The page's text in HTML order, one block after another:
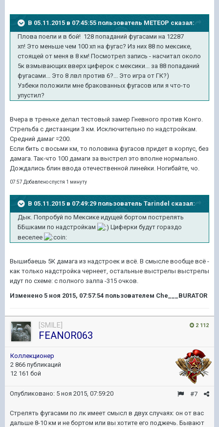
В 05.11.2015 в 07:45:55 пользователь METEOP сказал:
Плова поели и в бой! 128 попаданий фугасами на 12287
хп! Это меньше чем 100 хп на фугас? Из них 88 по мексике,
стоящей от меня в 8 км! Посмотрел запись - насчитал около
5к взмывающих вверх циферок с мексики... за 88 попаданий
фугасами... Это 8 лвл против 6?... Это игра от ГК?)
Узбеки положили мне бракованных фугасов или я что-то
упустил?
Вчера в треньке делал тестовый замер Гневного против Конго.
Стрельба с дистаанции 3 км. Исключительно по надстройкам.
Средний дамаг =200.
Если бить с восьми км, то половина фугасов придет в корпус, без
дамага. Так-что 100 дамаги за выстрел это вполне нормально.
Дождались блин ввода отечественной линейки. Ногибайте, чо.
07:57 Добавлено спустя 1 минуту
В 05.11.2015 в 07:49:29 пользователь Tarindel сказал:
Дык. Попробуй по Мексике идущей бортом пострелять
ББшками по надстройкам
Циферки будут гораздо
веселее
Вышибаешь 5К дамага из надстроек и всё. В смысле вообще всё -
как только надстройка чернеет, остальные выстрелы выстрелы
идут по схеме: с полного залпа -315 очков.
Изменено 5 ноя 2015, 07:57:54 пользователем Che___BURATOR
2 112
[SMILE]
FEANOR063
Коллекционер
2 866 публикаций
12 161 бой
#7
Опубликовано: 5 ноя 2015, 07:59:20
Стрелять фугасами по лк имеет смысл в двух случаях: он от вас
дальше 8-10 км и не бортом или вы хотите его поджечь. Бывают